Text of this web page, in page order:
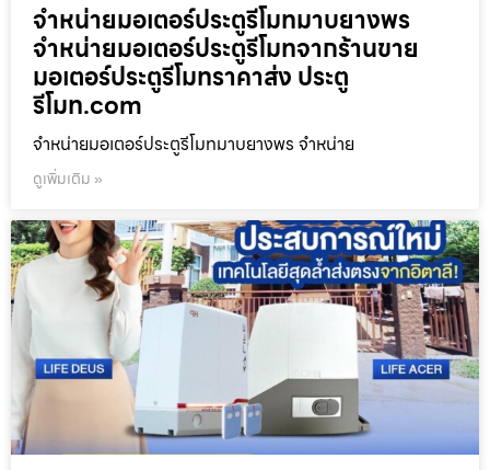
จำหน่ายมอเตอร์ประตูรีโมทมาบยางพร
จำหน่ายมอเตอร์ประตูรีโมทจากร้านขาย
มอเตอร์ประตูรีโมทราคาส่ง ประตู
รีโมท.com
จำหน่ายมอเตอร์ประตูรีโมทมาบยางพร จำหน่าย
ดูเพิ่มเติม »